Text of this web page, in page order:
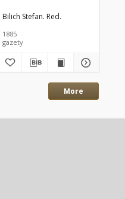
R.15 Nr283
Bilich Stefan. Red.
1885
gazety
More